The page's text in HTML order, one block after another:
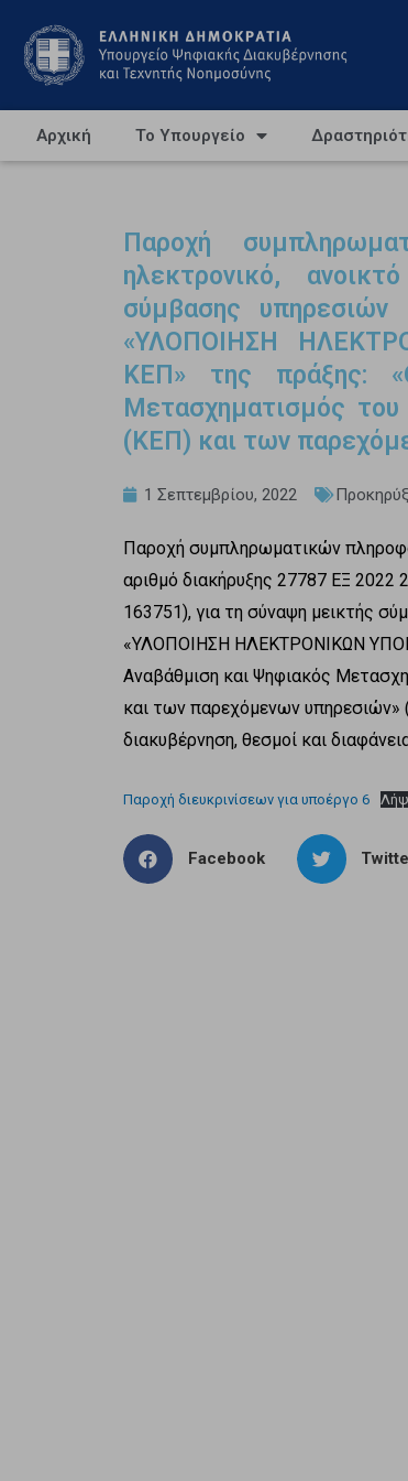
Αρχική Το Υπουργείο
Παροχή
ηλεκτρονικό,
σύμβασης
«ΥΛΟΠΟΙΗΣΗ
ΚΕΠ» της πράξης:
Μετασχηματισμός
(ΚΕΠ) και των
1 Σεπτεμβρίου, 2022
Παροχή συμπληρωματικών
αριθμό διακήρυξης 27787 ΕΞ
163751), για τη σύναψη μεικτής
«ΥΛΟΠΟΙΗΣΗ ΗΛΕΚΤΡΟΝΙΚΩΝ
Αναβάθμιση και Ψηφιακός
και των παρεχόμενων υπηρεσιών»
διακυβέρνηση, θεσμοί και
Παροχή διευκρινίσεων για υποέργο 6
Facebook